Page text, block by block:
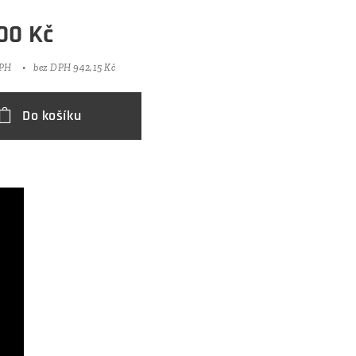
Kč
bez DPH 942,15 Kč
Do košíku